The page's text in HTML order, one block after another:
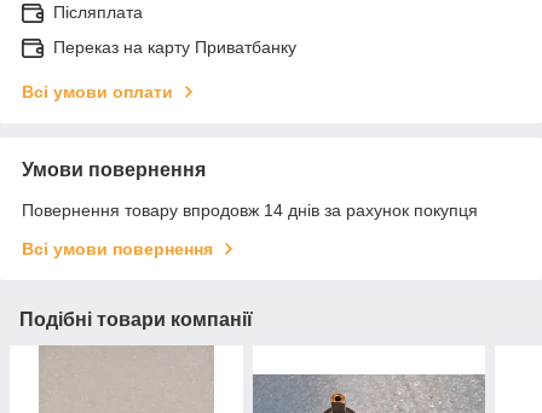
Післяплата
Переказ на карту Приватбанку
Всі умови оплати
Умови повернення
Повернення товару впродовж 14 днів за рахунок покупця
Всі умови повернення
Подібні товари компанії